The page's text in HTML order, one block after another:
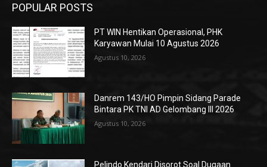
POPULAR POSTS
PT WIN Hentikan Operasional, PHK
Karyawan Mulai 10 Agustus 2026
Agustus 10, 2026
Danrem 143/HO Pimpin Sidang Parade
Bintara PK TNI AD Gelombang III 2026
Agustus 10, 2026
Pelindo Kendari Disorot Soal Dugaan